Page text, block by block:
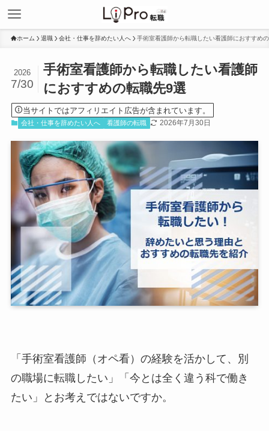
ホーム 退職 会社・仕事を辞めたい人へ 手術室看護師から転職したい看護師におすすめ
手術室看護師から転職したい看護師
におすすめの転職先9選
2026
7/30
当サイトではアフィリエイト広告が含まれています。
会社・仕事を辞めたい人へ 看護師の転職 2026年7月30日
「手術室看護師（オペ看）の経験を活かして、別
の職場に転職したい」「今とは全く違う科で働き
たい」とお考えではないですか。